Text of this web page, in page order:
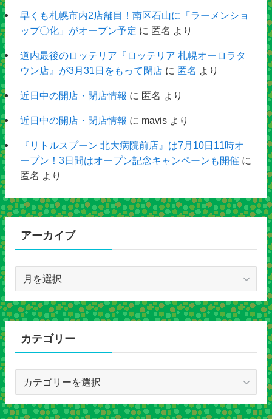
早くも札幌市内2店舗目！南区石山に「ラーメンショ
ップ〇化」がオープン予定 に 匿名 より
道内最後のロッテリア『ロッテリア 札幌オーロラタ
ウン店』が3月31日をもって閉店に 匿名 より
近日中の開店・閉店情報 に 匿名 より
近日中の開店・閉店情報 に mavisより
『リトルスプーン 北大病院前店』は7月10日11時オ
ープン！3日間はオープン記念キャンペーンも開催 に
匿名 より
アーカイブ
カ
イ
カテゴリー
ゴ